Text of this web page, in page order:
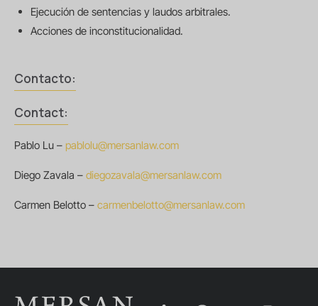
Ejecución de sentencias y laudos arbitrales.
Acciones de inconstitucionalidad.
Contacto:
Contact:
Pablo Lu – pablolu@mersanlaw.com
Diego Zavala – diegozavala@mersanlaw.com
Carmen Belotto – carmenbelotto@mersanlaw.com